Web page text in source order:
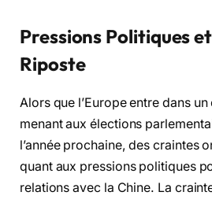
Pressions Politiques
Riposte
Alors que l’Europe entre dans
menant aux élections
l’année prochaine, des craintes
quant aux pressions politiques
relations avec la Chine. La